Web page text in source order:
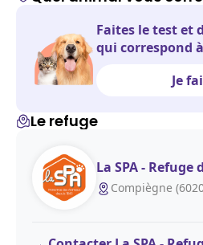
Faites le test et
qui correspond
Je
Le refuge
La SPA - Refuge
Compiègne